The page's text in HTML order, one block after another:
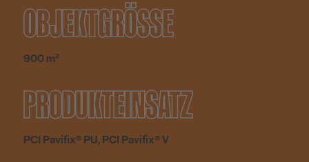
OBJEKTGRÖSSE
900 m²
PRODUKTEINSATZ
PCI Pavifix® PU, PCI Pavifix® V